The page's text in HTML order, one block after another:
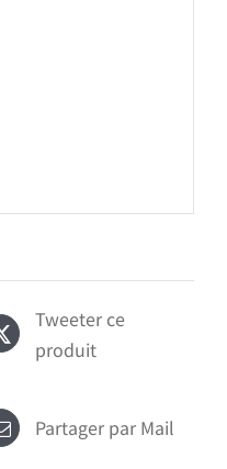
Tweeter ce
produit
Partager par Mail